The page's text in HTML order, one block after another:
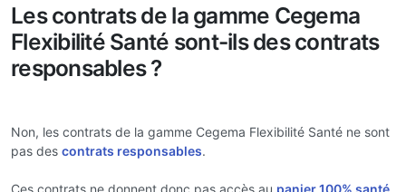
Les contrats de la gamme Cegema
Flexibilité Santé sont-ils des contrats
responsables ?
Non, les contrats de la gamme Cegema Flexibilité Santé ne sont
pas des contrats responsables.
Ces contrats ne donnent donc pas accès au panier 100% santé